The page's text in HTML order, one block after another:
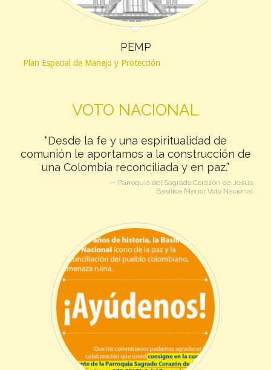
PEMP
Plan Especial de Manejo y Protección
VOTO NACIONAL
“Desde la fe y una espiritualidad de
comunión le aportamos a la construcción de
una Colombia reconciliada y en paz.”
— Parroquia del Sagrado Corazón de Jesús
Basílica Menor Voto Nacional